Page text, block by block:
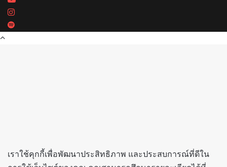
เราใช้คุกกี้เพื่อพัฒนาประสิทธิภาพ และประสบการณ์ที่ดีใน